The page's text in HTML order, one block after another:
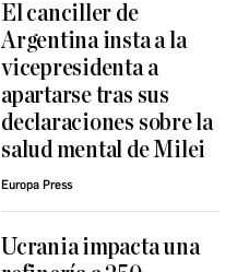
El canciller de
Argentina insta a la
vicepresidenta a
apartarse tras sus
declaraciones sobre la
salud mental de Milei
Europa Press
Ucrania impacta una